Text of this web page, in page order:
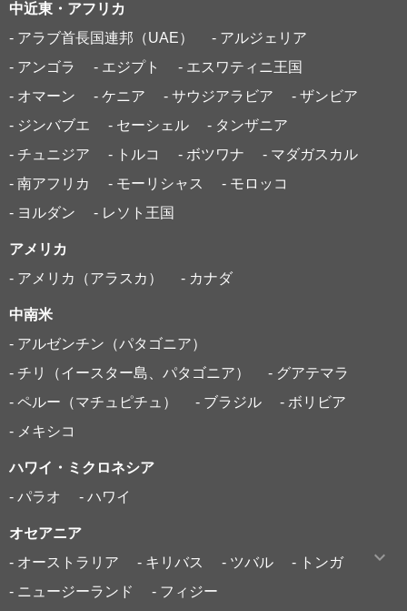
中近東・アフリカ
- アラブ首長国連邦（UAE）
- アルジェリア
- アンゴラ
- エジプト
- エスワティニ王国
- オマーン
- ケニア - サウジアラビア
- ザンビア
- ジンバブエ
- セーシェル
- タンザニア
- チュニジア
- トルコ - ボツワナ
- マダガスカル
- 南アフリカ
- モーリシャス
- モロッコ
- ヨルダン
- レソト王国
アメリカ
- アメリカ（アラスカ）
- カナダ
中南米
- アルゼンチン（パタゴニア）
- チリ（イースター島、パタゴニア）
- グアテマラ
- ペルー（マチュピチュ）
- ブラジル
- ボリビア
- メキシコ
ハワイ・ミクロネシア
- パラオ
- ハワイ
オセアニア
- オーストラリア
- キリバス - ツバル
- トンガ
- ニュージーランド
- フィジー